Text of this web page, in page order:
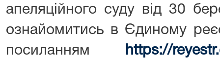
апеляційного суду від 30
ознайомитись в Єдиному
посиланням
https://